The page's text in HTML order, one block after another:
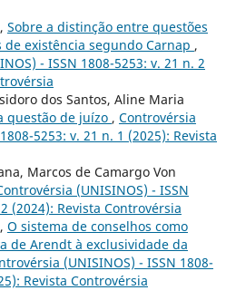
Sobre a distinção entre questões
existência segundo Carnap ,
- ISSN 1808-5253: v. 21 n. 2
dos Santos, Aline Maria
questão de juízo , Controvérsia
5253: v. 21 n. 1 (2025): Revista
Marcos de Camargo Von
(UNISINOS) - ISSN
(2024): Revista Controvérsia
O sistema de conselhos como
de Arendt à exclusividade da
(UNISINOS) - ISSN 1808-
Revista Controvérsia